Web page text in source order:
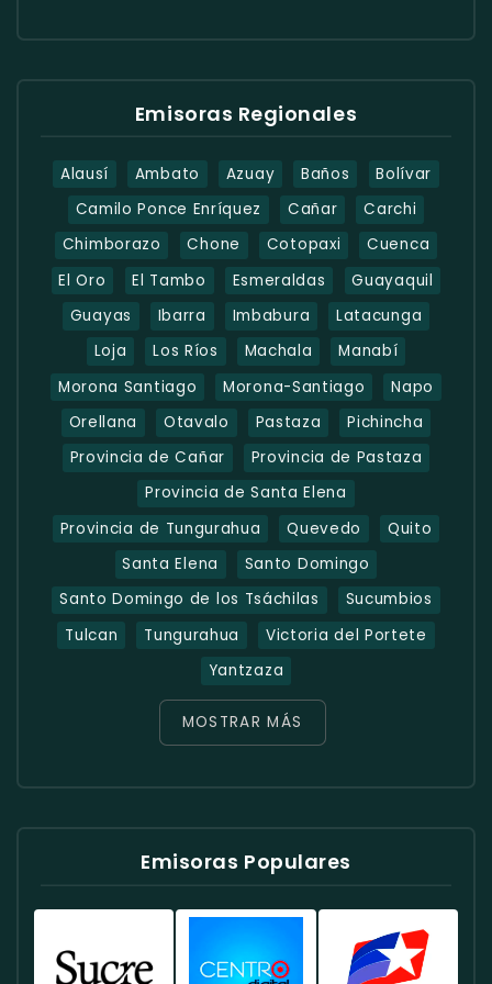
Emisoras Regionales
Alausí Ambato Azuay Baños
Bolívar
Camilo Ponce Enríquez
Cañar
Carchi
Chimborazo
Chone Cotopaxi
Cuenca
El Oro
El Tambo Esmeraldas
Guayaquil
Guayas
Ibarra Imbabura
Latacunga
Loja
Los Ríos Machala
Manabí
Morona Santiago
Morona-Santiago
Napo
Orellana
Otavalo Pastaza
Pichincha
Provincia de Cañar
Provincia de Pastaza
Provincia de Santa Elena
Provincia de Tungurahua
Quevedo
Quito
Santa Elena
Santo Domingo
Santo Domingo de los Tsáchilas
Sucumbios
Tulcan
Tungurahua
Victoria del Portete
Yantzaza
MOSTRAR MÁS
Emisoras Populares